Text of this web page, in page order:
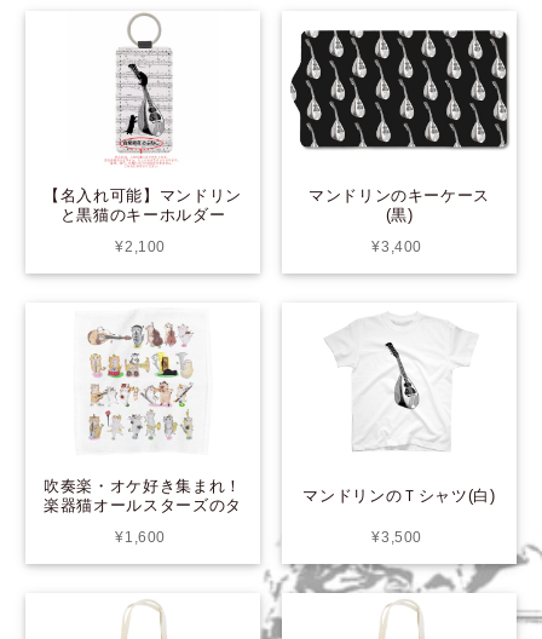
【名入れ可能】マンドリン
と黒猫のキーホルダー
¥2,100
マンドリンのキーケース
(黒)
¥3,400
吹奏楽・オケ好き集まれ！
楽器猫オールスターズのタ
¥1,600
マンドリンのＴシャツ(白)
¥3,500